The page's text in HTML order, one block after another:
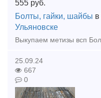
555 руб.
Болты, гайки, шайбы в
Ульяновске
25.09.24
667
0